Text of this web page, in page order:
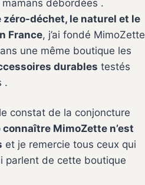
mamans débordées .
zéro-déchet, le naturel et le
France, j’ai fondé MimoZette
une même boutique les
durables testés
.
constat de la conjoncture
connaître MimoZette n’est
et je remercie tous ceux qui
parlent de cette boutique